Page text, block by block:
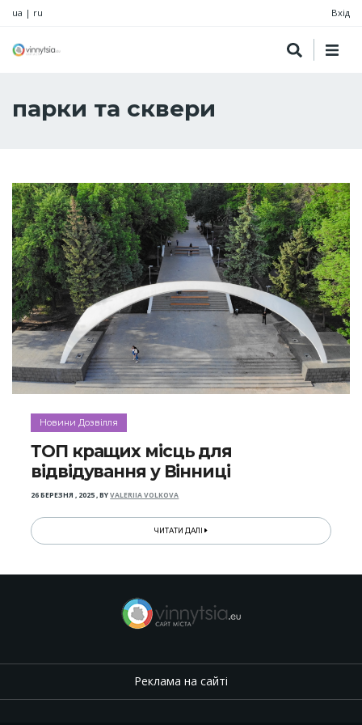
ua | ru Вхід
парки та сквери
Новини Дозвілля
ТОП кращих місць для
відвідування у Вінниці
26 БЕРЕЗНЯ , 2025,BYVALERIIA VOLKOVA
ЧИТАТИ ДАЛІ
Реклама на сайті